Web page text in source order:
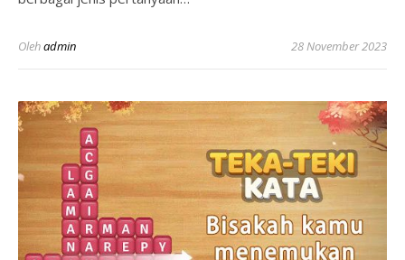
Olehadmin 28 November 2023